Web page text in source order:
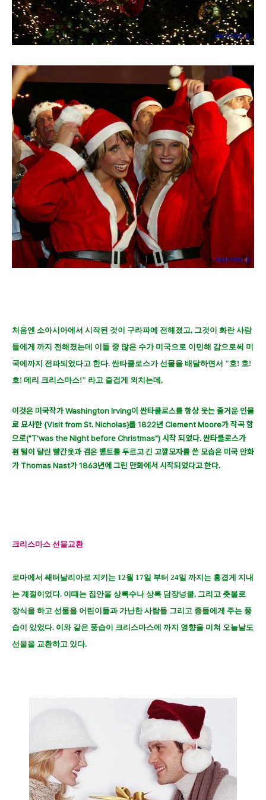
처음엔 소아시아에서 시작된 것이 구라파에 전해졌고, 그것이 화란 사람
들에게 까지 전해졌는데 이들 중 많은 수가 미국으로 이민해 감으로써 미
국에까지 전파되었다고 한다. 싼타클로스가 선물을 배달하면서 "호! 호!
호! 메리 크리스마스!" 라고 즐겁게 외치는데,
이것은 미국작가 Washington Irving이 싼타클로스를 항상 웃는 즐거운 인물
로 묘사한 {Visit from St. Nicholas}를 1822년 Clement Moore가 작곡 함
으로("T'was the Night before Christmas") 시작 되었다. 싼타클로스가
흰 털이 달린 빨간옷과 검은 벧트를 두르고 긴 고깔모자를 쓴 모습은 미국 만화
가 Thomas Nast가 1863년에 그린 만화에서 시작되었다고 한다.
크리스마스 선물교환
로마에서 쌔터날리아로 지키는 12월 17일 부터 24일 까지는 흥겹게 지내
는 계절이었다. 이때는 집안을 상록수나 상록 담장넝쿨, 그리고 촛불로
장식을 하고 선물을 어린이들과 가난한 사람들 그리고 종들에게 주는 풍
습이 있었다. 이와 같은 풍습이 크리스마스에 까지 영향을 미쳐 오늘날도
선물을 교환하고 있다.